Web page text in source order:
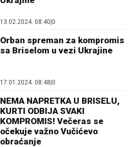
13.02.2024. 08:40 0
Orban spreman za kompromis
sa Briselom u vezi Ukrajine
17.01.2024. 08:48|0
NEMA NAPRETKA U BRISELU,
KURTI ODBIJA SVAKI
KOMPROMIS! Večeras se
očekuje važno Vučićevo
obraćanje